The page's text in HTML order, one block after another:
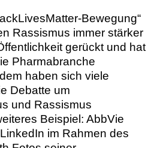
Bewegung“
Rassismus immer stärker
gerückt und hat
Pharmabranche
haben sich viele
Debatte um
und Rassismus
Beispiel: AbbVie
im Rahmen des